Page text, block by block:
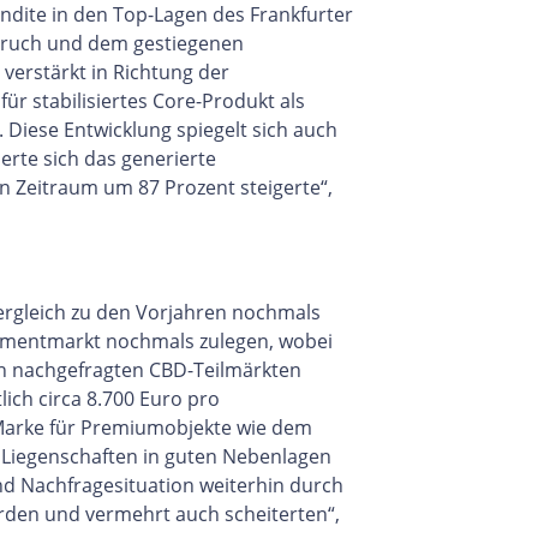
in den Top-Lagen des Frankfurter
und dem gestiegenen
in Richtung der
stabilisiertes Core-Produkt als
Entwicklung spiegelt sich auch
sich das generierte
Zeitraum um 87 Prozent steigerte“,
zu den Vorjahren nochmals
nochmals zulegen, wobei
CBD-Teilmärkten
circa 8.700 Euro pro
für Premiumobjekte wie dem
in guten Nebenlagen
Nachfragesituation weiterhin durch
und vermehrt auch scheiterten“,